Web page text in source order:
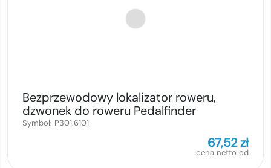
Bezprzewodowy lokalizator roweru,
dzwonek do roweru Pedalfinder
Symbol: P301.6101
67,52zł
cena netto od